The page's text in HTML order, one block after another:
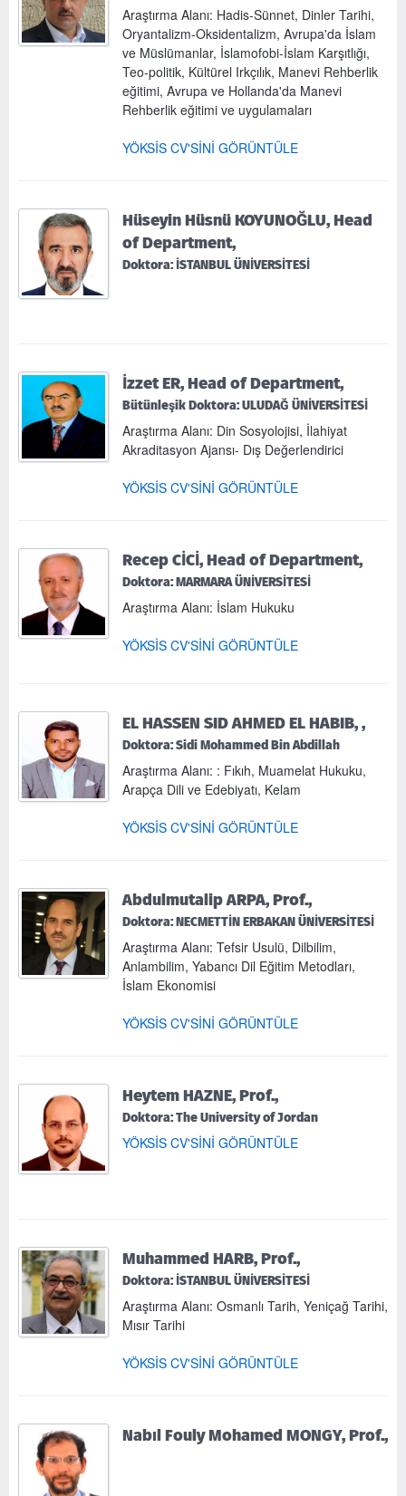
Araştırma Alanı: Hadis-Sünnet, Dinler Tarihi,
Oryantalizm-Oksidentalizm, Avrupa'da İslam
ve Müslümanlar, İslamofobi-İslam Karşıtlığı,
Teo-politik, Kültürel Irkçılık, Manevi Rehberlik
eğitimi, Avrupa ve Hollanda'da Manevi
Rehberlik eğitimi ve uygulamaları
YÖKSİS CV'SİNİ GÖRÜNTÜLE
Hüseyin Hüsnü KOYUNOĞLU, Head
of Department,
Doktora: İSTANBUL ÜNİVERSİTESİ
İzzet ER, Head of Department,
Bütünleşik Doktora: ULUDAĞ ÜNİVERSİTESİ
Araştırma Alanı: Din Sosyolojisi, İlahiyat
Akraditasyon Ajansı- Dış Değerlendirici
YÖKSİS CV'SİNİ GÖRÜNTÜLE
Recep CİCİ, Head of Department,
Doktora: MARMARA ÜNİVERSİTESİ
Araştırma Alanı: İslam Hukuku
YÖKSİS CV'SİNİ GÖRÜNTÜLE
EL HASSEN SID AHMED EL HABIB, ,
Doktora: Sidi Mohammed Bin Abdillah
Araştırma Alanı: : Fıkıh, Muamelat Hukuku,
Arapça Dili ve Edebiyatı, Kelam
YÖKSİS CV'SİNİ GÖRÜNTÜLE
Abdulmutalip ARPA, Prof.,
Doktora: NECMETTİN ERBAKAN ÜNİVERSİTESİ
Araştırma Alanı: Tefsir Usulü, Dilbilim,
Anlambilim, Yabancı Dil Eğitim Metodları,
İslam Ekonomisi
YÖKSİS CV'SİNİ GÖRÜNTÜLE
Heytem HAZNE, Prof.,
Doktora: The University of Jordan
YÖKSİS CV'SİNİ GÖRÜNTÜLE
Muhammed HARB, Prof.,
Doktora: İSTANBUL ÜNİVERSİTESİ
Araştırma Alanı: Osmanlı Tarih, Yeniçağ Tarihi,
Mısır Tarihi
YÖKSİS CV'SİNİ GÖRÜNTÜLE
Nabıl Fouly Mohamed MONGY, Prof.,